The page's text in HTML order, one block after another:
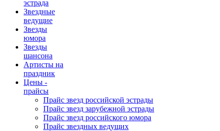
эстрада
Звездные
ведущие
Звезды
юмора
Звезды
шансона
Артисты на
праздник
Цены -
прайсы
Прайс звезд российской эстрады
Прайс звезд зарубежной эстрады
Прайс звезд российского юмора
Прайс звездных ведущих